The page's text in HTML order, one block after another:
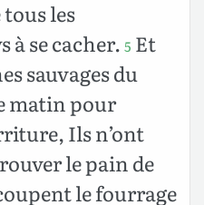
les
à se cacher. 5 Et
sauvages du
matin pour
Ils n’ont
le pain de
le fourrage